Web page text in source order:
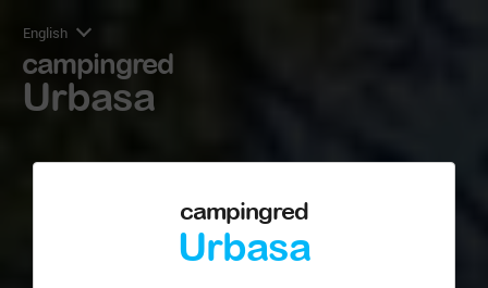
English
campingred
Urbasa
campingred
Urbasa